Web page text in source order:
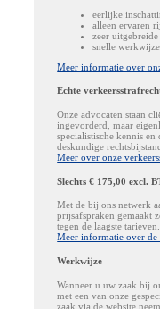
eerlijke
alleen ervaren
zeer
snelle werkwijze
Meer informatie over
Echte
Onze advocaten staan
ingevorderd, maar
specialistische kennis
deskundige
Meer over onze
Slechts € 175,00 excl.
Met de bij ons netwerk
prijsafspraken gemaakt
tegen de laagste tarieven.
Meer informatie over de
Werkwijze
Wanneer u uw zaak bij
met een van onze
zaak via de website